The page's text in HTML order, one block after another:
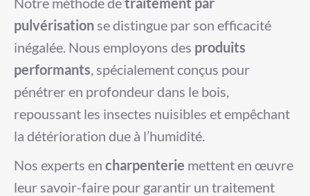
pulvérisation se distingue par son efficacité
inégalée. Nous employons des produits
performants , spécialement conçus pour
pénétrer en profondeur dans le bois,
repoussant les insectes nuisibles et empêchant
la détérioration due à l’humidité.
Nos experts en charpenterie mettent en œuvre
leur savoir-faire pour garantir un traitement